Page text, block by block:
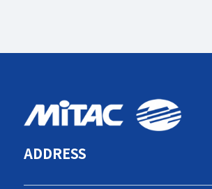
ADDRESS